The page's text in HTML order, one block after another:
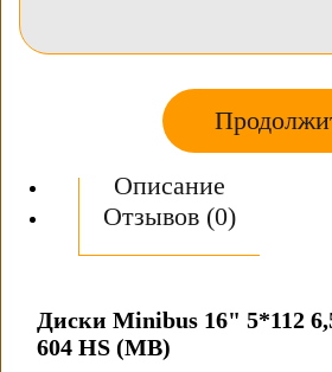
Описание
Отзывов (0)
Диски Minibus 16" 5*112
604 HS (MB)